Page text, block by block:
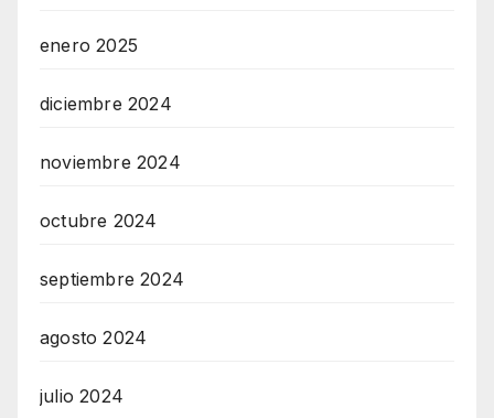
enero 2025
diciembre 2024
noviembre 2024
octubre 2024
septiembre 2024
agosto 2024
julio 2024